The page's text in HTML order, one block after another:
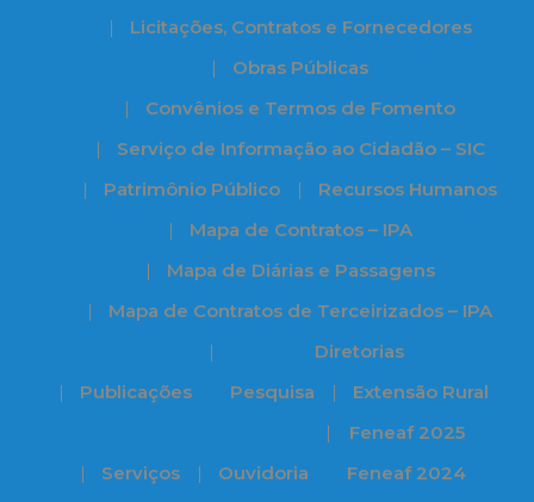
Licitações, Contratos e Fornecedores
Obras Públicas
Convênios e Termos de Fomento
Serviço de Informação ao Cidadão – SIC
Patrimônio Público
Recursos Humanos
Mapa de Contratos – IPA
Mapa de Diárias e Passagens
Mapa de Contratos de Terceirizados – IPA
Publicações
Diretorias
Pesquisa
Extensão Rural
Serviços Ouvidoria
Feneaf 2025
Feneaf 2024